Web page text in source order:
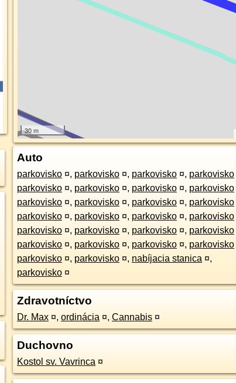
30 m
Auto
parkovisko ¤, parkovisko ¤, parkovisko ¤, parkovisko
parkovisko ¤, parkovisko ¤, parkovisko ¤, parkovisko
parkovisko ¤, parkovisko ¤, parkovisko ¤, parkovisko
parkovisko ¤, parkovisko ¤, parkovisko ¤, parkovisko
parkovisko ¤, parkovisko ¤, parkovisko ¤, parkovisko
parkovisko ¤, parkovisko ¤, parkovisko ¤, parkovisko
parkovisko ¤, parkovisko ¤, nabíjacia stanica ¤,
parkovisko ¤
Zdravotníctvo
Dr. Max ¤, ordinácia ¤, Cannabis ¤
Duchovno
Kostol sv. Vavrinca ¤